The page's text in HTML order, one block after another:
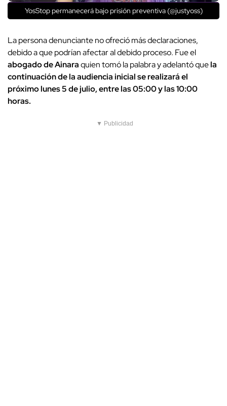
YosStop permanecerá bajo prisión preventiva (@justyoss)
La persona denunciante no ofreció más declaraciones,
debido a que podrían afectar al debido proceso. Fue el
abogado de Ainaraquien tomó la palabra y adelantó quela
continuación de la audiencia inicial se realizará el
próximo lunes 5 de julio, entre las 05:00 y las 10:00
horas.
▼ Publicidad